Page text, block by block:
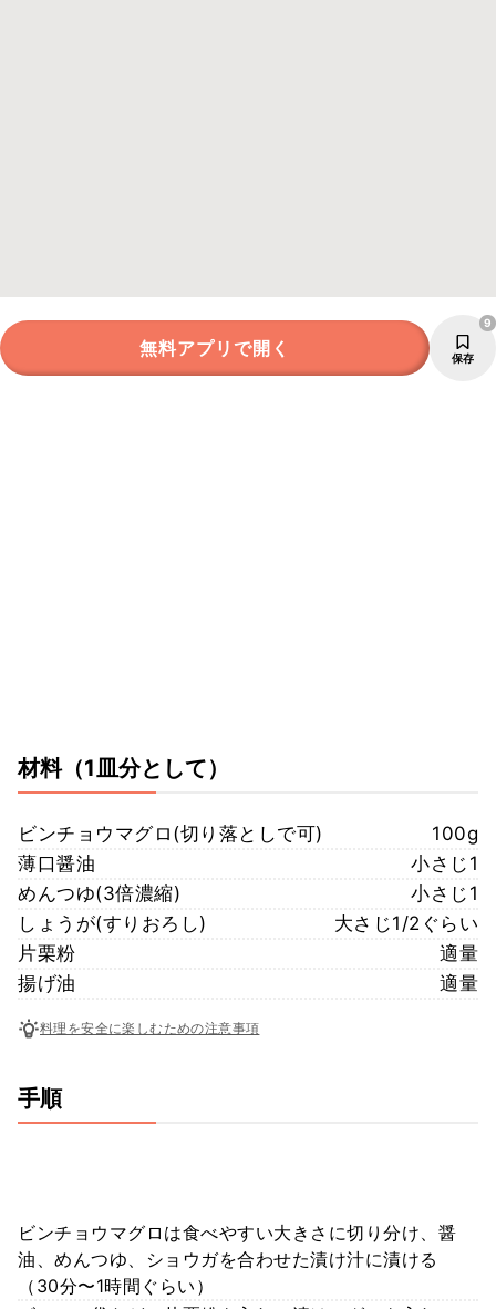
無料アプリで開く 保存
9
材料（1皿分として）
ビンチョウマグロ(切り落としで可)
100g
薄口醤油
小さじ1
めんつゆ(3倍濃縮)
小さじ1
しょうが(すりおろし)
大さじ1/2ぐらい
片栗粉
適量
揚げ油
適量
料理を安全に楽しむための注意事項
手順
ビンチョウマグロは食べやすい大きさに切り分け、醤
油、めんつゆ、ショウガを合わせた漬け汁に漬ける
（30分〜1時間ぐらい）